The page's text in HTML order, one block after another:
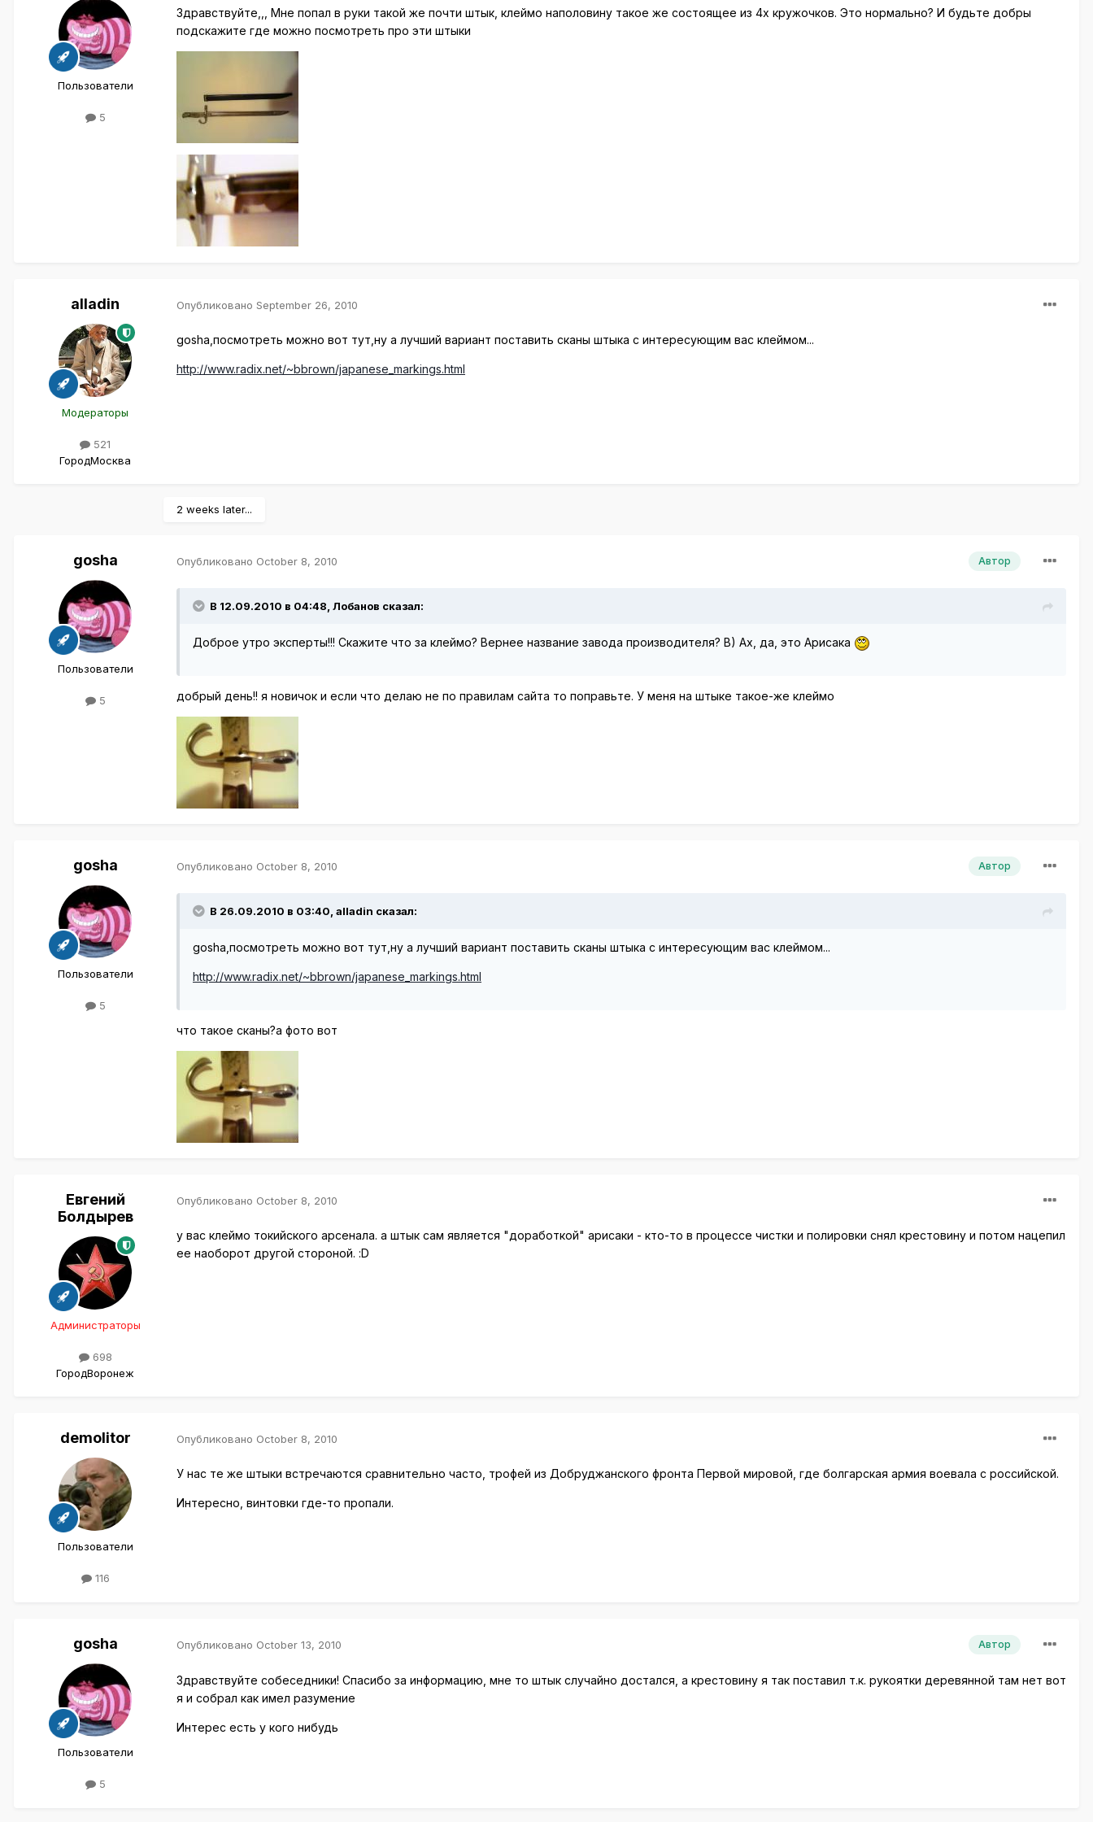
Пользователи
5
Здравствуйте,,, Мне попал в руки такой же почти штык, клеймо наполовину такое же состоящее из 4х кружочков. Это нормально? И будьте добры
подскажите где можно посмотреть про эти штыки
alladin
Модераторы
521
ГородМосква
Опубликовано September 26, 2010
gosha,посмотреть можно вот тут,ну а лучший вариант поставить сканы штыка с интересующим вас клеймом...
http://www.radix.net/~bbrown/japanese_markings.html
2 weeks later...
gosha
Пользователи
5
Автор
Опубликовано October 8, 2010
В 12.09.2010 в 04:48, Лобанов сказал:
Доброе утро эксперты!!! Скажите что за клеймо? Вернее название завода производителя? B) Ах, да, это Арисака
добрый день!! я новичок и если что делаю не по правилам сайта то поправьте. У меня на штыке такое-же клеймо
gosha
Пользователи
5
Автор
Опубликовано October 8, 2010
В 26.09.2010 в 03:40, alladin сказал:
gosha,посмотреть можно вот тут,ну а лучший вариант поставить сканы штыка с интересующим вас клеймом...
http://www.radix.net/~bbrown/japanese_markings.html
что такое сканы?а фото вот
Евгений
Болдырев
Администраторы
698
ГородВоронеж
Опубликовано October 8, 2010
у вас клеймо токийского арсенала. а штык сам является "доработкой" арисаки - кто-то в процессе чистки и полировки снял крестовину и потом нацепил
ее наоборот другой стороной. :D
demolitor
Пользователи
116
Опубликовано October 8, 2010
У нас те же штыки встречаются сравнительно часто, трофей из Добруджанского фронта Первой мировой, где болгарская армия воевала с российской.
Интересно, винтовки где-то пропали.
gosha
Пользователи
5
Автор
Опубликовано October 13, 2010
Здравствуйте собеседники! Спасибо за информацию, мне то штык случайно достался, а крестовину я так поставил т.к. рукоятки деревянной там нет вот
я и собрал как имел разумение
Интерес есть у кого нибудь